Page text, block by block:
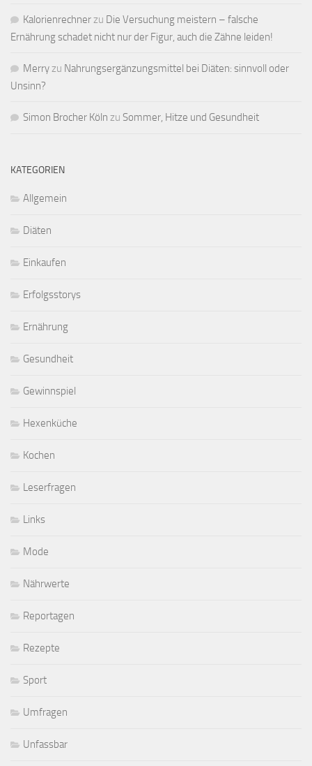
Kalorienrechnerzu Die Versuchung meistern – falsche
Ernährung schadet nicht nur der Figur, auch die Zähne leiden!
Merryzu Nahrungsergänzungsmittel bei Diäten: sinnvoll oder
Unsinn?
Simon Brocher Köln zu Sommer, Hitze und Gesundheit
KATEGORIEN
Allgemein
Diäten
Einkaufen
Erfolgsstorys
Ernährung
Gesundheit
Gewinnspiel
Hexenküche
Kochen
Leserfragen
Links
Mode
Nährwerte
Reportagen
Rezepte
Sport
Umfragen
Unfassbar